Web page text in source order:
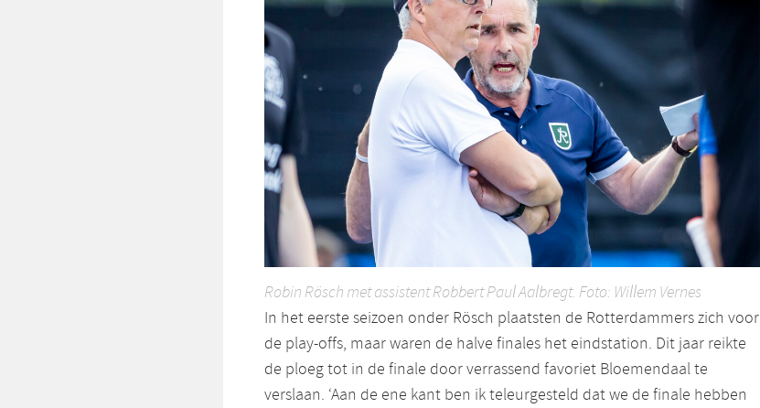
Robin Rösch met assistent Robbert Paul Aalbregt. Foto: Willem Vernes
In het eerste seizoen onder Rösch plaatsten de Rotterdammers zich voor
de play-offs, maar waren de halve finales het eindstation. Dit jaar reikte
de ploeg tot in de finale door verrassend favoriet Bloemendaal te
verslaan. ‘Aan de ene kant ben ik teleurgesteld dat we de finale hebben